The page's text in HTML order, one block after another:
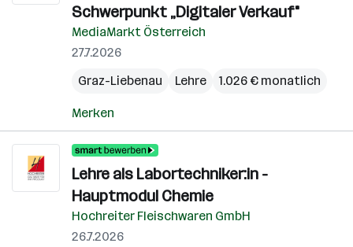
Schwerpunkt „Digitaler Verkauf"
MediaMarkt Österreich
27.7.2026
Graz-Liebenau
Lehre 1.026 € monatlich
Merken
Lehre als Labortechniker:in -
Hauptmodul Chemie
Hochreiter Fleischwaren GmbH
26.7.2026